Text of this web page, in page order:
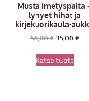
Musta imetyspaita
lyhyet hihat ja
kirjekuorikaula-
58,00€ 35,00 €
Katso tuote